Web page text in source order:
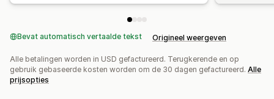
Bevat automatisch vertaalde tekst Origineel weergeven
Alle betalingen worden in USD gefactureerd. Terugkerende en op
gebruik gebaseerde kosten worden om de 30 dagen gefactureerd. Alle
prijsopties